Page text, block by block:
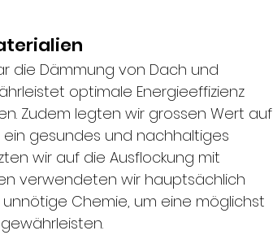
die Dämmung von Dach und
optimale Energieeffizienz
Zudem legten wir grossen Wert auf
gesundes und nachhaltiges
wir auf die Ausflockung mit
verwendeten wir hauptsächlich
Chemie, um eine möglichst